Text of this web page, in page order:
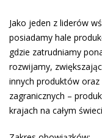
Jako jeden z liderów
posiadamy hale
gdzie zatrudniamy
rozwijamy,
innych produktów
zagranicznych –
krajach na całym